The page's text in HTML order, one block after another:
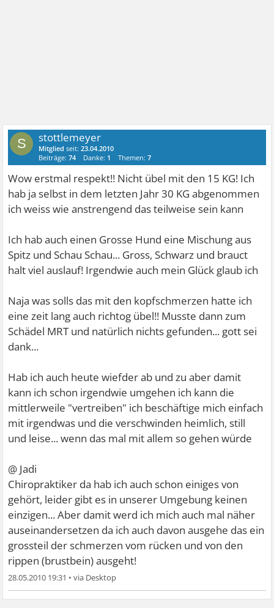
S stottlemeyer
Mitglied seit:23.04.2010
Beiträge:74 Danke: 1 Themen:7
Wow erstmal respekt!! Nicht übel mit den 15 KG! Ich
hab ja selbst in dem letzten Jahr 30 KG abgenommen
ich weiss wie anstrengend das teilweise sein kann
Ich hab auch einen Grosse Hund eine Mischung aus
Spitz und Schau Schau... Gross, Schwarz und brauct
halt viel auslauf! Irgendwie auch mein Glück glaub ich
Naja was solls das mit den kopfschmerzen hatte ich
eine zeit lang auch richtog übel!! Musste dann zum
Schädel MRT und natürlich nichts gefunden... gott sei
dank...
Hab ich auch heute wiefder ab und zu aber damit
kann ich schon irgendwie umgehen ich kann die
mittlerweile "vertreiben" ich beschäftige mich einfach
mit irgendwas und die verschwinden heimlich, still
und leise... wenn das mal mit allem so gehen würde
@ Jadi
Chiropraktiker da hab ich auch schon einiges von
gehört, leider gibt es in unserer Umgebung keinen
einzigen... Aber damit werd ich mich auch mal näher
auseinandersetzen da ich auch davon ausgehe das ein
grossteil der schmerzen vom rücken und von den
rippen (brustbein) ausgeht!
28.05.2010 19:31 •